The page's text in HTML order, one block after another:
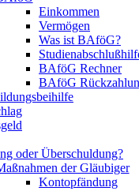
Einkommen
Vermögen
Was ist BAföG?
BAföG Rechner
BAföG
oder Überschuldung?
der Gläubiger
Kontopfändung